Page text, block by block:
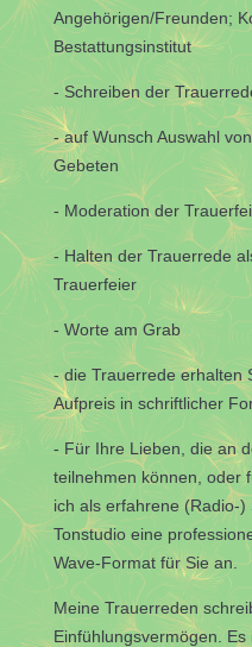
Angehörigen/Freunden;
Bestattungsinstitut
- Schreiben der
- auf Wunsch Auswahl
Gebeten
- Moderation der
- Halten der Trauerrede
Trauerfeier
- Worte am Grab
- die Trauerrede erhalten
Aufpreis in schriftlicher
- Für Ihre Lieben, die an
teilnehmen können, oder
ich als erfahrene (Radio-
Tonstudio eine
Wave-Format für Sie an.
Meine Trauerreden
Einfühlungsvermögen.